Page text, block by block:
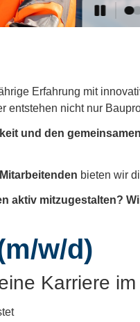
w/d)
Karriere im
Erfahrung mit
entstehen nicht nur
und den
bieten wir
aktiv mitzugestalten?